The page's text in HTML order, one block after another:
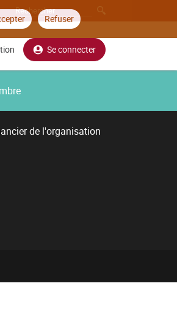
Refuser
Se connecter
de l'organisation